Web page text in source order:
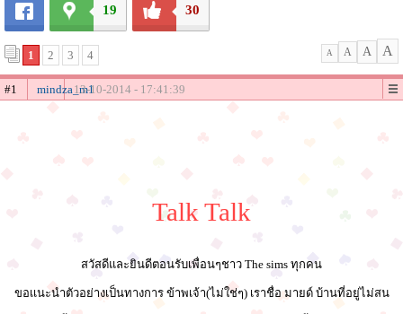
19 30
1 2 3 4 A A A A
#1 mindza_m113-10-2014 - 17:41:39
Talk Talk
สวัสดีและยินดีตอนรับเพื่อนๆชาว The sims ทุกคน
ขอเเนะนำตัวอย่างเป็นทางการ ข้าพเจ้า(ไม่ใช่ๆ) เราชื่อ มายด์ บ้านที่อยู่ไม่สน